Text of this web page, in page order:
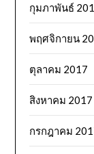
กุมภาพันธ์
พฤศจิกายน
ตุลาคม 2017
สิงหาคม 2017
กรกฎาคม